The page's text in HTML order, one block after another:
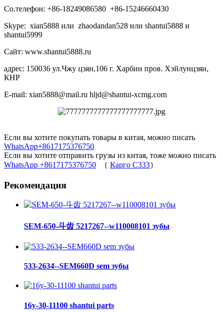
Со.телефон: +86-18249086580 +86-15246660430
Skype: xian5888 или zhaodandan528 или shantui5888 и
shantui5999
Сайт: www.shantui5888.ru
адрес: 150036 ул.Чжу цзян,106 г. Харбин пров. Хэйлунцзян,
КНР
E-mail: xian5888@mail.ru hljd@shantui-xcmg.com
Если вы хотите покупать товары в китая, можно писать
WhatsApp+8617175376750
Если вы хотите отправить грузы из китая, тоже можно писать
WhatsApp +8617175376750 （ Карго C333）
Рекомендация
SEM-650-斗齿 5217267--w110008101 зубы
533-2634--SEM660D sem зубы
16y-30-11100 shantui parts